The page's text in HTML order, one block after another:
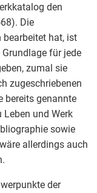
den
Die
bearbeitet hat, ist
für jede
zumal sie
zugeschriebenen
bereits genannte
und Werk
sowie
allerdings auch
der